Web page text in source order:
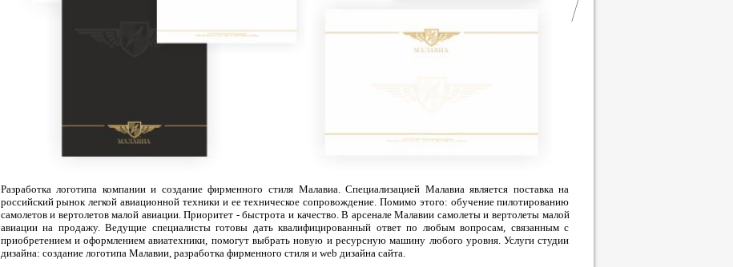
Разработка логотипа компании и создание фирменного стиля Малавиа. Специализацией Малавиа является поставка на
российский рынок легкой авиационной техники и ее техническое сопровождение. Помимо этого: обучение пилотированию
самолетов и вертолетов малой авиации. Приоритет - быстрота и качество. В арсенале Малавии самолеты и вертолеты малой
авиации на продажу. Ведущие специалисты готовы дать квалифицированный ответ по любым вопросам, связанным с
приобретением и оформлением авиатехники, помогут выбрать новую и ресурсную машину любого уровня. Услуги студии
дизайна: создание логотипа Малавии, разработка фирменного стиля и web дизайна сайта.